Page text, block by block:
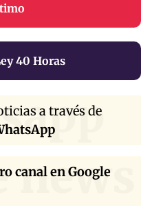
40 Horas
a través de
canal en Google